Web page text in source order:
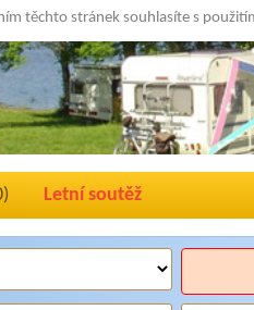
těchto stránek souhlasíte s
) Letní soutěž